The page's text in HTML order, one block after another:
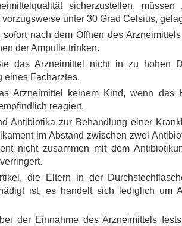
sicherzustellen,
vorzugsweise unter 30 Grad Celsius,
sofort nach dem Öffnen des
der Ampulle trinken.
das Arzneimittel nicht in zu hohen
eines Facharztes.
Arzneimittel keinem Kind, wenn das
reagiert.
Antibiotika zur Behandlung einer
im Abstand zwischen zwei
nicht zusammen mit dem
die Eltern in der
ist, es handelt sich lediglich um
der Einnahme des Arzneimittels